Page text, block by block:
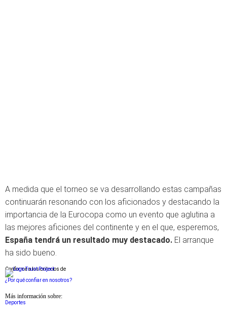
A medida que el torneo se va desarrollando estas campañas
continuarán resonando con los aficionados y destacando la
importancia de la Eurocopa como un evento que aglutina a
las mejores aficiones del continente y en el que, esperemos,
España tendrá un resultado muy destacado. El arranque
ha sido bueno.
Conforme a los criterios de
¿Por qué confiar en nosotros?
Más información sobre:
Deportes